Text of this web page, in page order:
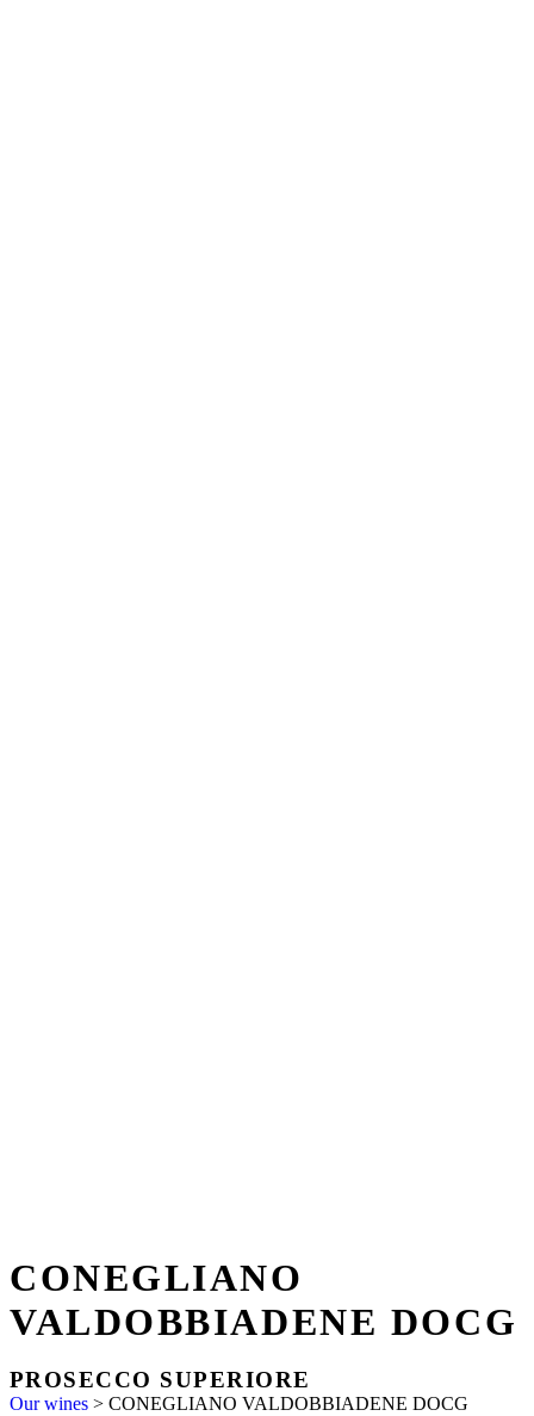
CONEGLIANO
VALDOBBIADENE DOCG
PROSECCO SUPERIORE
Our wines > CONEGLIANO VALDOBBIADENE DOCG